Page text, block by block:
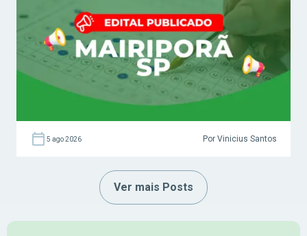
5 ago 2026 Por Vinicius Santos
Ver mais Posts